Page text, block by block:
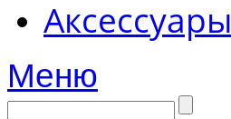
Аксессуары
Меню